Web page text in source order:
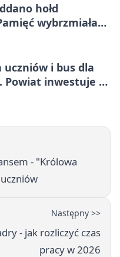
hołd
wybrzmiała
uczniów i bus dla
Powiat inwestuje w
- "Królowa
Następny >>
- jak rozliczyć czas
pracy w 2026